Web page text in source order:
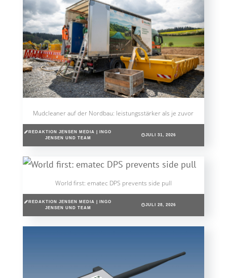
Mudcleaner auf der Nordbau: leistungsstärker als je zuvor
REDAKTION JENSEN MEDIA | INGO
JENSEN UND TEAM
JULI 31, 2026
World first: ematec DPS prevents side pull
REDAKTION JENSEN MEDIA | INGO
JENSEN UND TEAM
JULI 28, 2026